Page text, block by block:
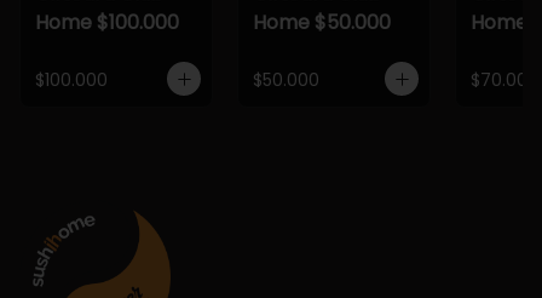
Home $100.000
$100.000
Home $50.000
$50.000
Home
$70.000